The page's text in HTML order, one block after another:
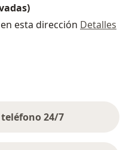
esta dirección Detalles
24/7